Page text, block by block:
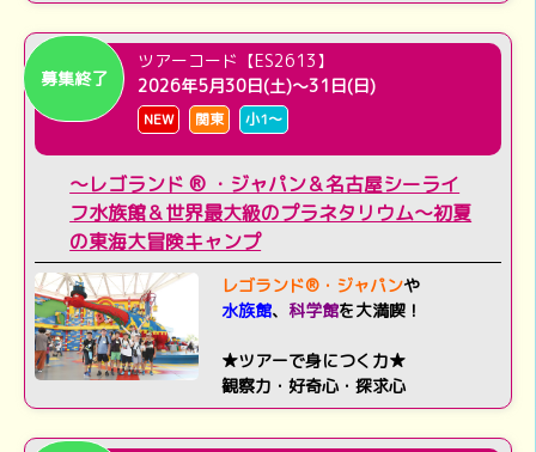
募集終了
ツアーコード【ES2613】
2026年5月30日(土)～31日(日)
NEW 関東 小1～
～レゴランド ® ・ジャパン＆名古屋シーライ
フ水族館＆世界最大級のプラネタリウム～初夏
の東海大冒険キャンプ
レゴランド®・ジャパンや
水族館、 科学館を大満喫！
★ツアーで身につく力★
観察力・好奇心・探求心